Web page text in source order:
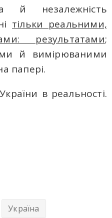
й незалежність
тільки реальними,
результатами;
й вимірюваними
папері.
в реальності.
Україна